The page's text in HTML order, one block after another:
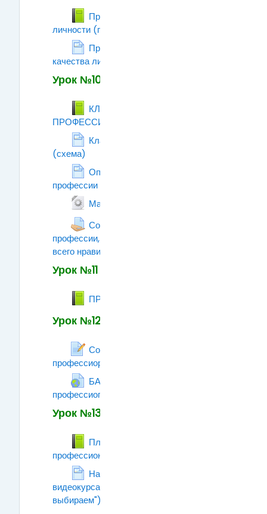
Профессиональный тип
личности (практическая работа)
Профессионально-важные
качества личности (ПВК)
Урок №10
КЛАССИФИКАЦИЯ
ПРОФЕССИЙ ПО ПРЕДМЕТУ ТРУДА
Классификация профессий
(схема)
Страница
Определение типа будущей
профессии (методика Климова Е.А.).
Матрица выбора профессии
Собери информациию о
профессии, которая тебе больше
всего нравится!Задание
Урок №11
ПРОФЕССИЯ И ЗДОРОВЬЕ
Урок №12
Составляем
профессиоргамму
БАНК интерактивных
профессиограмм.
Урок №13
Планируем
профессиональную деятельность!
На порядок выше (фрагмент
видеокурса "Дороги, которые мы
выбираем")Страница